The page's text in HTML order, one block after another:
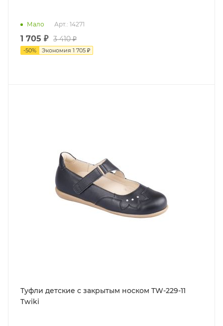
Мало Арт.: 14271
1 705 ₽ 3 410 ₽
-50% Экономия 1 705 ₽
Туфли детские с закрытым носком TW-229-11
Twiki